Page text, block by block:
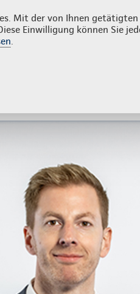
Mit der von Ihnen getätigten
Einwilligung können Sie
.